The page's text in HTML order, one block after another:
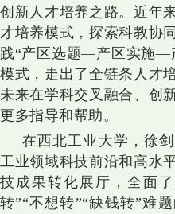
创新人才培养之路。近年
才培养模式，探索科教协
践“产区选题—产区实施—
模式，走出了全链条人才
未来在学科交叉融合、创
更多指导和帮助。
在西北工业大学，徐
工业领域科技前沿和高水
技成果转化展厅，全面
转”“不想转”“缺钱转”难